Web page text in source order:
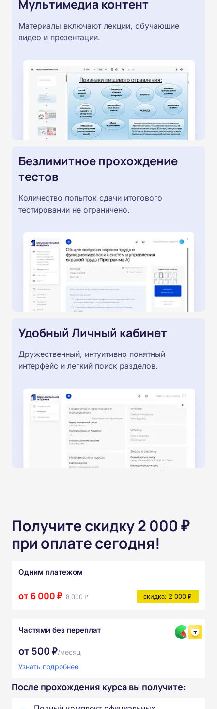
Мультимедиа контент
Материалы включают лекции, обучающие
видео и презентации.
Безлимитное прохождение
тестов
Количество попыток сдачи итогового
тестировании не ограничено.
Удобный Личный кабинет
Дружественный, интуитивно понятный
интерфейс и легкий поиск разделов.
Получите скидку 2 000 ₽
при оплате сегодня!
Одним платежом
от 6 000 ₽ 8 000 ₽ скидка: 2 000 ₽
Частями без переплат
от 500 ₽/месяц
Узнать подробнее
После прохождения курса вы получите: